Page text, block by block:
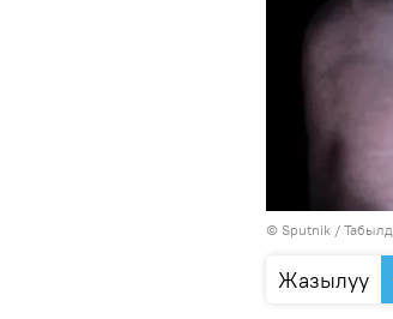
© Sputnik /
Жазылуу